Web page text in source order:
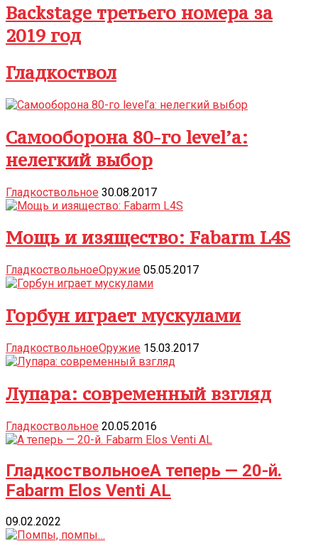
Backstage третьего номера за
2019 год
Гладкоствол
Самооборона 80-го level’а:
нелегкий выбор
Гладкоствольное 30.08.2017
Мощь и изящество: Fabarm L4S
ГладкоствольноеОружие 05.05.2017
Горбун играет мускулами
ГладкоствольноеОружие 15.03.2017
Лупара: современный взгляд
Гладкоствольное 20.05.2016
ГладкоствольноеА теперь — 20-й.
Fabarm Elos Venti AL
09.02.2022